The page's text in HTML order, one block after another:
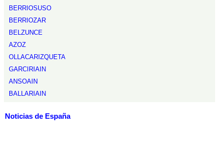
BERRIOSUSO
BERRIOZAR
BELZUNCE
AZOZ
OLLACARIZQUETA
GARCIRIAIN
ANSOAIN
BALLARIAIN
Noticias de España